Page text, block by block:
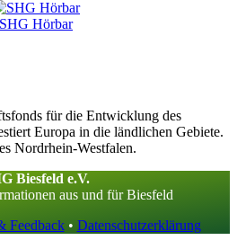
SHG Hörbar
für die Entwicklung des
Europa in die ländlichen Gebiete.
Nordrhein-Westfalen.
Biesfeld e.V.
aus und für Biesfeld
Feedback• Datenschutzerklärung